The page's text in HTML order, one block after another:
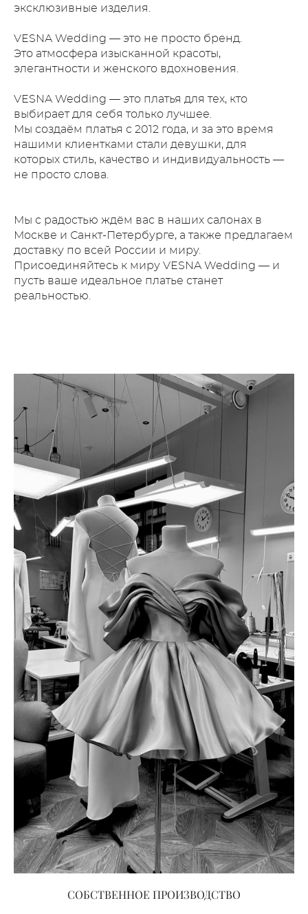
эксклюзивные изделия.
VESNA Wedding — это не просто бренд.
Это атмосфера изысканной красоты,
элегантности и женского вдохновения.
VESNA Wedding — это платья для тех, кто
выбирает для себя только лучшее.
Мы создаём платья с 2012 года, и за это время
нашими клиентками стали девушки, для
которых стиль, качество и индивидуальность —
не просто слова.
Мы с радостью ждём вас в наших салонах в
Москве и Санкт-Петербурге, а также предлагаем
доставку по всей России и миру.
Присоединяйтесь к миру VESNA Wedding — и
пусть ваше идеальное платье станет
реальностью.
СОБСТВЕННОЕ ПРОИЗВОДСТВО